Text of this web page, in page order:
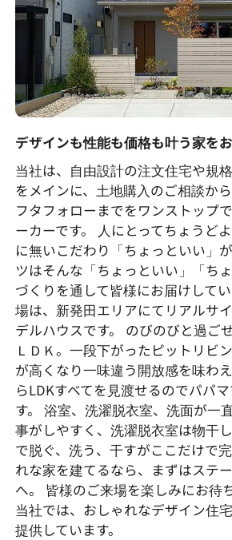
デザインも性能も価格も叶う家を
当社は、自由設計の注文住宅や規
をメインに、土地購入のご相談か
フタフォローまでをワンストップ
ーカーです。 人にとってちょうど
に無いこだわり「ちょっといい」
ツはそんな「ちょっといい」「ち
づくりを通して皆様にお届けして
場は、新発田エリアにてリアルサ
デルハウスです。 のびのびと過ご
ＬＤＫ。一段下がったピットリビ
が高くなり一味違う開放感を味わ
らLDKすべてを見渡せるのでパパ
す。 浴室、洗濯脱衣室、洗面が一
事がしやすく、洗濯脱衣室は物干
で脱ぐ、洗う、干すがここだけで
れな家を建てるなら、まずはステ
へ。 皆様のご来場を楽しみにお待
当社では、おしゃれなデザイン住
提供しています。